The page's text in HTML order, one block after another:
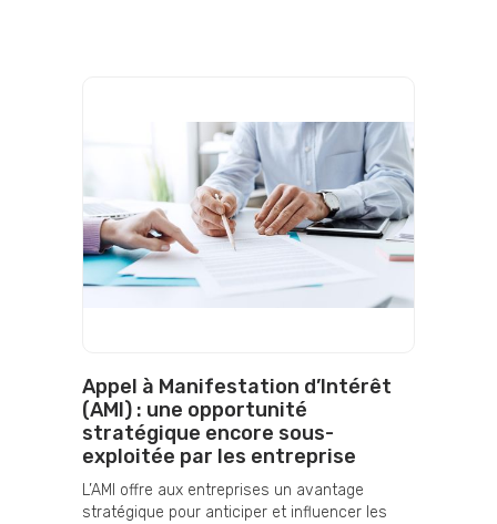
Appel à Manifestation d’Intérêt
(AMI) : une opportunité
stratégique encore sous-
exploitée par les entreprise
L’AMI offre aux entreprises un avantage
stratégique pour anticiper et influencer les